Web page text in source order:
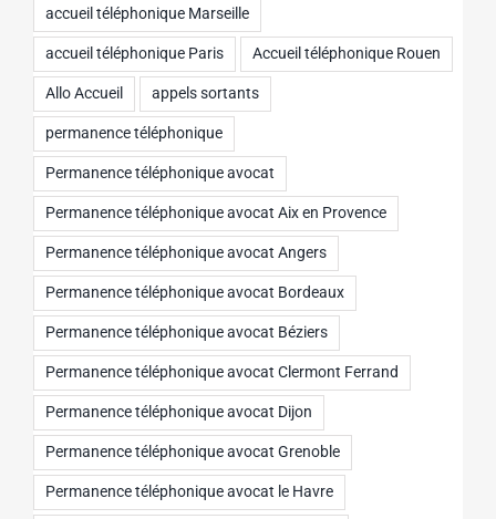
accueil téléphonique Marseille
accueil téléphonique Paris Accueil téléphonique Rouen
Allo Accueil appels sortants
permanence téléphonique
Permanence téléphonique avocat
Permanence téléphonique avocat Aix en Provence
Permanence téléphonique avocat Angers
Permanence téléphonique avocat Bordeaux
Permanence téléphonique avocat Béziers
Permanence téléphonique avocat Clermont Ferrand
Permanence téléphonique avocat Dijon
Permanence téléphonique avocat Grenoble
Permanence téléphonique avocat le Havre